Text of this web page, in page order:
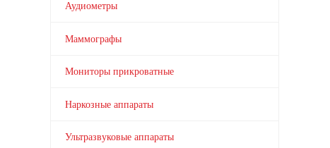
Аудиометры
Маммографы
Мониторы прикроватные
Наркозные аппараты
Ультразвуковые аппараты